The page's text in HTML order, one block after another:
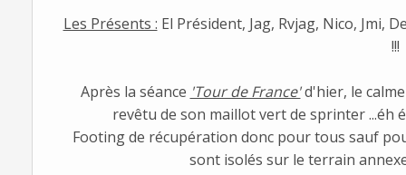
Les Présents : El Président, Jag, Rvjag, Nico, Jmi,
!!!
Après la séance 'Tour de France'd'hier, le
revêtu de son maillot vert de sprinter ...éh
Footing de récupération donc pour tous sauf
sont isolés sur le terrain